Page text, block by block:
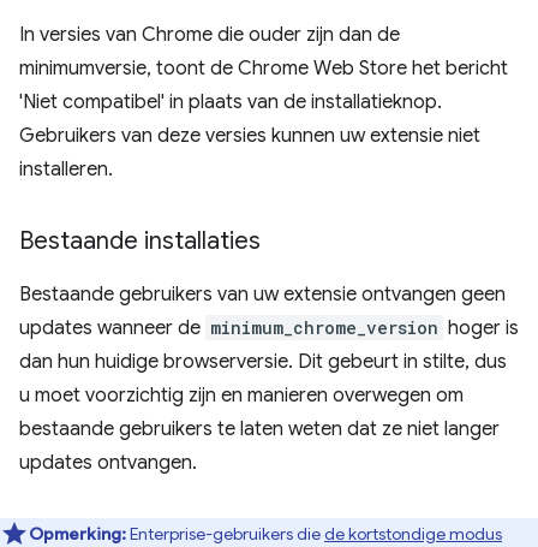
In versies van Chrome die ouder zijn dan de
minimumversie, toont de Chrome Web Store het bericht
'Niet compatibel' in plaats van de installatieknop.
Gebruikers van deze versies kunnen uw extensie niet
installeren.
Bestaande installaties
Bestaande gebruikers van uw extensie ontvangen geen
updates wanneer de minimum_chrome_version hoger is
dan hun huidige browserversie. Dit gebeurt in stilte, dus
u moet voorzichtig zijn en manieren overwegen om
bestaande gebruikers te laten weten dat ze niet langer
updates ontvangen.
Opmerking:Enterprise-gebruikers diede kortstondige modus